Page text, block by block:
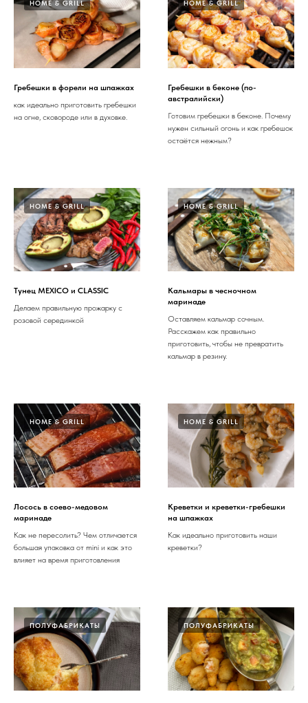
HOME & GRILL
Гребешки в форели на шпажках
как идеально приготовить гребешки
на огне, сковороде или в духовке.
HOME & GRILL
Гребешки в беконе (по-
австралийски)
Готовим гребешки в беконе. Почему
нужен сильный огонь и как гребешок
остаётся нежным?
HOME & GRILL
Тунец MEXICO и CLASSIC
Делаем правильную прожарку с
розовой серединкой
HOME & GRILL
Кальмары в чесночном
маринаде
Оставляем кальмар сочным.
Расскажем как правильно
приготовить, чтобы не превратить
кальмар в резину.
HOME & GRILL
Лосось в соево-медовом
маринаде
Как не пересолить? Чем отличается
большая упаковка от mini и как это
влияет на время приготовления
HOME & GRILL
Креветки и креветки-гребешки
на шпажках
Как идеально приготовить наши
креветки?
ПОЛУФАБРИКАТЫ ПОЛУФАБРИКАТЫ